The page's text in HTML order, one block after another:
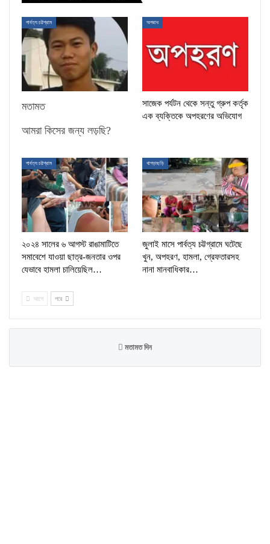
পার্বত্য চট্টগ্রাম
মতামত
আমরা কিসের জন্য লড়ছি?
অপরাধ
সাজেক পর্যটন থেকে সন্তু গ্রুপ কর্তৃক
এক ব্যক্তিকে অপহরণের অভিযোগ
পার্বত্য চট্টগ্রাম
২০২৪ সালের ৬ আগস্ট রাঙামাটিতে
সমাবেশে যাওয়া ছাত্র-জনতার ওপর
যেভাবে হামলা চালিয়েছিল…
খাগড়াছড়ি
জুলাই মাসে পার্বত্য চট্টগ্রামে ঘটেছে
খুন, অপহরণ, হামলা, গ্রেফতারসহ
নানা মানবাধিকার…
আগে পরে
মতামত দিন